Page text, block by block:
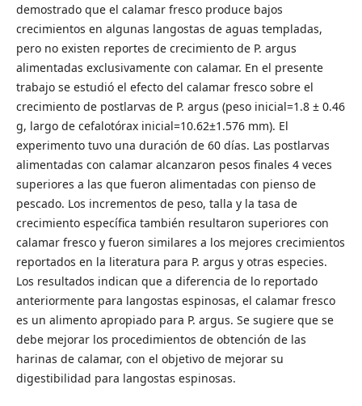
demostrado que el calamar fresco produce bajos
crecimientos en algunas langostas de aguas templadas,
pero no existen reportes de crecimiento de P. argus
alimentadas exclusivamente con calamar. En el presente
trabajo se estudió el efecto del calamar fresco sobre el
crecimiento de postlarvas de P. argus (peso inicial=1.8 ± 0.46
g, largo de cefalotórax inicial=10.62±1.576 mm). El
experimento tuvo una duración de 60 días. Las postlarvas
alimentadas con calamar alcanzaron pesos finales 4 veces
superiores a las que fueron alimentadas con pienso de
pescado. Los incrementos de peso, talla y la tasa de
crecimiento específica también resultaron superiores con
calamar fresco y fueron similares a los mejores crecimientos
reportados en la literatura para P. argus y otras especies.
Los resultados indican que a diferencia de lo reportado
anteriormente para langostas espinosas, el calamar fresco
es un alimento apropiado para P. argus. Se sugiere que se
debe mejorar los procedimientos de obtención de las
harinas de calamar, con el objetivo de mejorar su
digestibilidad para langostas espinosas.